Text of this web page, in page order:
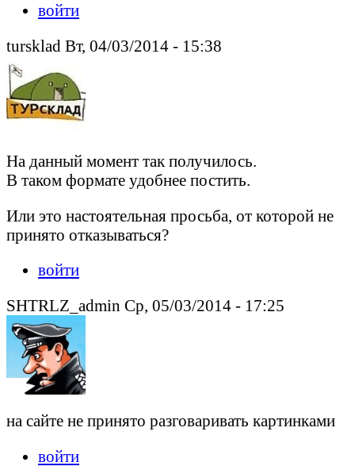
войти
tursklad Вт, 04/03/2014 - 15:38
На данный момент так получилось.
В таком формате удобнее постить.
Или это настоятельная просьба, от которой не
принято отказываться?
войти
SHTRLZ_admin Ср, 05/03/2014 - 17:25
на сайте не принято разговаривать картинками
войти